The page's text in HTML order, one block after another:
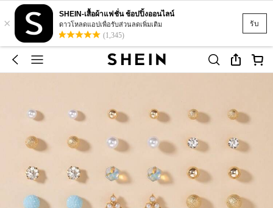
รับ
×
SHEIN-เสื้อผ้าแฟชั่น ช้อปปิ้งออนไลน์
ดาวโหลดแอปเพื่อรับส่วนลดเพิ่มเติม
(1,345)